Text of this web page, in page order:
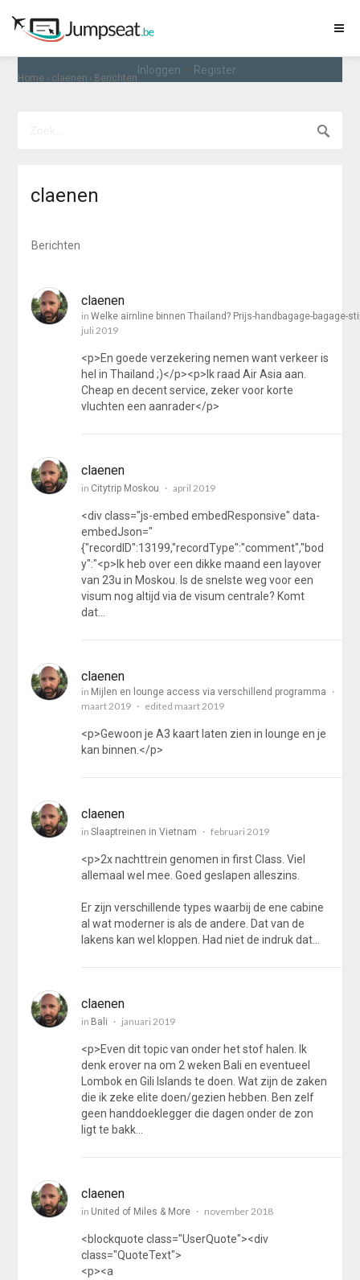
Home › claenen › Berichten
Inloggen Register
claenen
Berichten
claenen
inWelke airnline binnen Thailand? Prijs-handbagage-bagage-
juli 2019
<p>En goede verzekering nemen want verkeer is
hel in Thailand ;)</p><p>Ik raad Air Asia aan.
Cheap en decent service, zeker voor korte
vluchten een aanrader</p>
claenen
in Citytrip Moskou april 2019
<div class="js-embed embedResponsive" data-
embedJson="
{"recordID":13199,"recordType":"comment","bod
y":"<p>Ik heb over een dikke maand een layover
van 23u in Moskou. Is de snelste weg voor een
visum nog altijd via de visum centrale? Komt
dat…
claenen
in Mijlen en lounge access via verschillend programma
maart 2019 edited maart 2019
<p>Gewoon je A3 kaart laten zien in lounge en je
kan binnen.</p>
claenen
inSlaaptreinen in Vietnam februari 2019
<p>2x nachttrein genomen in first Class. Viel
allemaal wel mee. Goed geslapen alleszins.
Er zijn verschillende types waarbij de ene cabine
al wat moderner is als de andere. Dat van de
lakens kan wel kloppen. Had niet de indruk dat…
claenen
in Bali januari 2019
<p>Even dit topic van onder het stof halen. Ik
denk erover na om 2 weken Bali en eventueel
Lombok en Gili Islands te doen. Wat zijn de zaken
die ik zeke elite doen/gezien hebben. Ben zelf
geen handdoeklegger die dagen onder de zon
ligt te bakk…
claenen
in United of Miles & More november 2018
<blockquote class="UserQuote"><div
class="QuoteText">
<p><a